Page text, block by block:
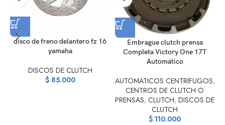
disco de freno delantero fz 16
yamaha
DISCOS DE CLUTCH
$85.000
Embrague clutch prensa
Completa Victory One 17T
Automático
AUTOMATICOS CENTRIFUGOS,
CENTROS DE CLUTCH O
PRENSAS, CLUTCH,DISCOS DE
CLUTCH
$ 110.000